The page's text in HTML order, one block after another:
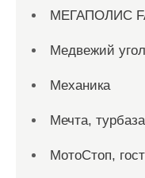
МЕГАПОЛИС
Медвежий
Механика
Мечта, турбаза
МотоСтоп,